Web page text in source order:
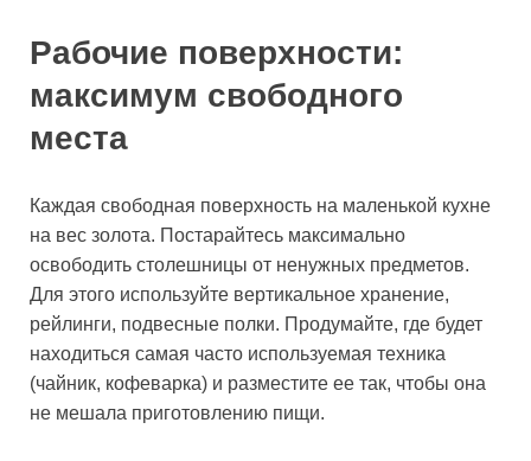
Рабочие поверхности:
максимум свободного
места
Каждая свободная поверхность на маленькой кухне
на вес золота. Постарайтесь максимально
освободить столешницы от ненужных предметов.
Для этого используйте вертикальное хранение,
рейлинги, подвесные полки. Продумайте, где будет
находиться самая часто используемая техника
(чайник, кофеварка) и разместите ее так, чтобы она
не мешала приготовлению пищи.